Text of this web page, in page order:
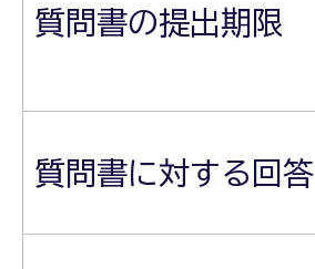
質問書の提出期限
質問書に対する回答